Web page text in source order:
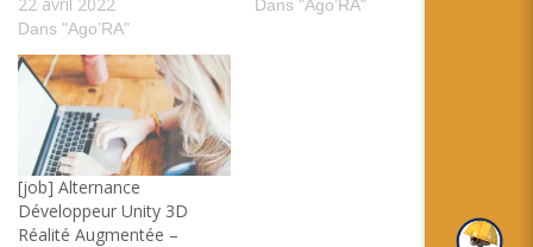
Dans "Ago’RA"
Dans "Ago’RA"
[job] Alternance
Développeur Unity 3D
Réalité Augmentée –